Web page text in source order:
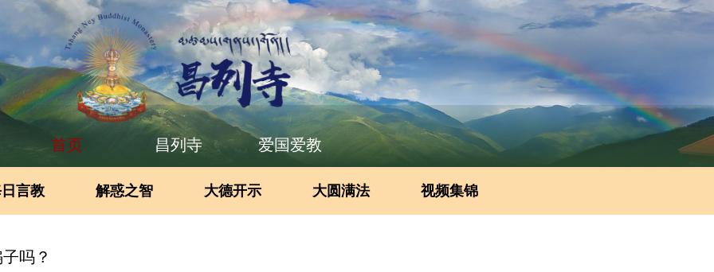
首页 昌列寺 爱国爱教
言教 解惑之智 大德开示 大圆满法 视频集锦
吗？